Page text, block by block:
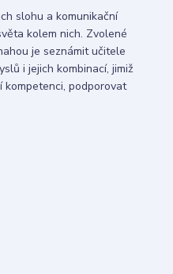
slohu a komunikační
kolem nich. Zvolené
je seznámit učitele
i jejich kombinací, jimiž
kompetenci, podporovat